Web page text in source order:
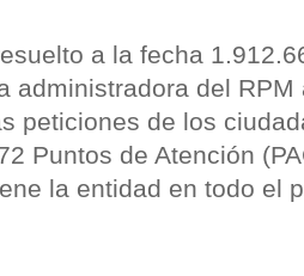
a la fecha
administradora del
peticiones de los
Puntos de Atención
la entidad en todo el